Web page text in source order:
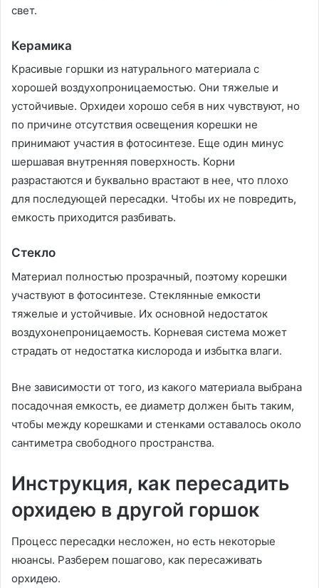
свет.
Керамика
Красивые горшки из натурального материала с
хорошей воздухопроницаемостью. Они тяжелые и
устойчивые. Орхидеи хорошо себя в них чувствуют, но
по причине отсутствия освещения корешки не
принимают участия в фотосинтезе. Еще один минус
шершавая внутренняя поверхность. Корни
разрастаются и буквально врастают в нее, что плохо
для последующей пересадки. Чтобы их не повредить,
емкость приходится разбивать.
Стекло
Материал полностью прозрачный, поэтому корешки
участвуют в фотосинтезе. Стеклянные емкости
тяжелые и устойчивые. Их основной недостаток
воздухонепроницаемость. Корневая система может
страдать от недостатка кислорода и избытка влаги.
Вне зависимости от того, из какого материала выбрана
посадочная емкость, ее диаметр должен быть таким,
чтобы между корешками и стенками оставалось около
сантиметра свободного пространства.
Инструкция, как пересадить
орхидею в другой горшок
Процесс пересадки несложен, но есть некоторые
нюансы. Разберем пошагово, как пересаживать
орхидею.